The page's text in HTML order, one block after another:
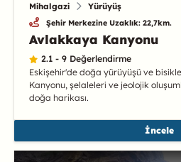
Mihalgazi Yürüyüş
Şehir Merkezine Uzaklık: 22,7km.
Avlakkaya Kanyonu
2.1 - 9 Değerlendirme
Eskişehir'de doğa yürüyüşü ve
Kanyonu, şelaleleri ve jeolojik
doğa harikası.
İncele